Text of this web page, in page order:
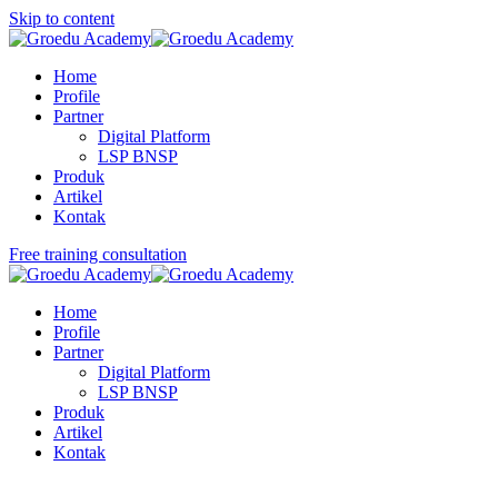
Skip to content
Home
Profile
Partner
Digital Platform
LSP BNSP
Produk
Artikel
Kontak
Free training consultation
Home
Profile
Partner
Digital Platform
LSP BNSP
Produk
Artikel
Kontak